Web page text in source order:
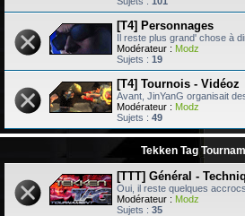
[T4] Personnages
Il reste plus grand' chose à
Modérateur : Modz
Sujets : 19
[T4] Tournois - Vidéoz
Avant, JinYanG organisait
Modérateur : Modz
Sujets : 49
Tekken Tag
[TTT] Général -
Oui, il reste quelques
Modérateur : Modz
Sujets : 35